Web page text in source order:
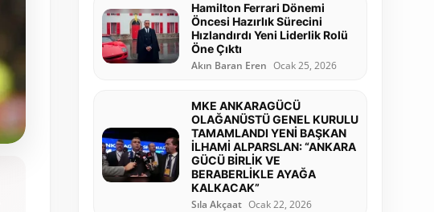
Hamilton Ferrari Dönemi
Öncesi Hazırlık Sürecini
Hızlandırdı Yeni Liderlik Rolü
Öne Çıktı
Akın Baran Eren Ocak 25, 2026
MKE ANKARAGÜCÜ
OLAĞANÜSTÜ GENEL KURULU
TAMAMLANDI YENİ BAŞKAN
İLHAMİ ALPARSLAN: “ANKARA
GÜCÜ BİRLİK VE
BERABERLİKLE AYAĞA
KALKACAK”
Sıla Akçaat Ocak 22, 2026